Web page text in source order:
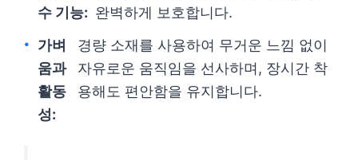
수 기능: 완벽하게 보호합니다.
가벼
움과
활동
성:
경량 소재를 사용하여 무거운 느낌 없이
자유로운 움직임을 선사하며, 장시간 착
용해도 편안함을 유지합니다.